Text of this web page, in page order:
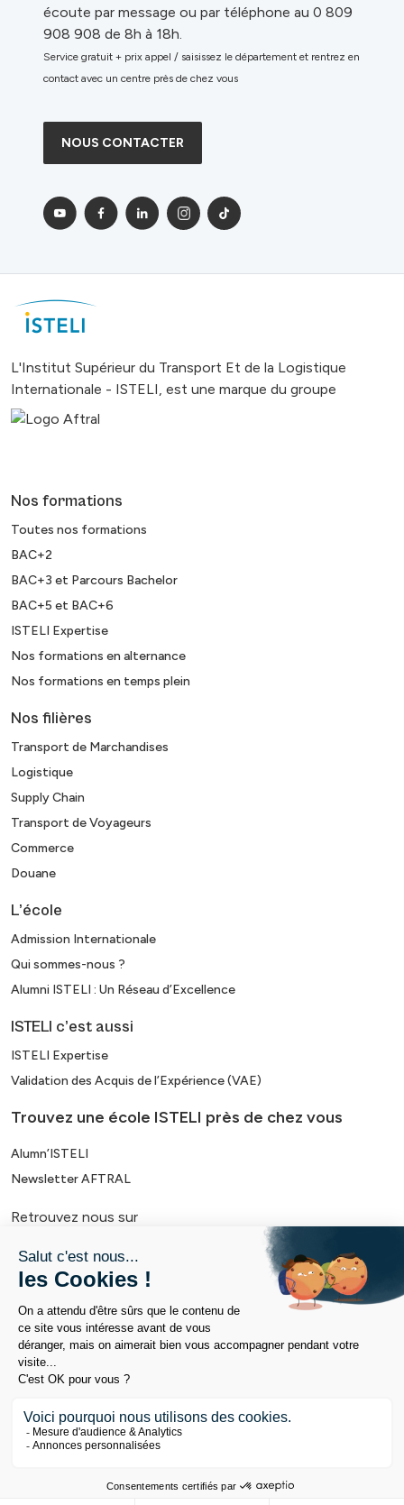
écoute par message ou par téléphone au 0 809
908 908 de 8h à 18h.
Service gratuit + prix appel / saisissez le département et rentrez en
contact avec un centre près de chez vous
NOUS CONTACTER
L'Institut Supérieur du Transport Et de la Logistique
Internationale - ISTELI, est une marque du groupe
Nos formations
Toutes nos formations
BAC+2
BAC+3 et Parcours Bachelor
BAC+5 et BAC+6
ISTELI Expertise
Nos formations en alternance
Nos formations en temps plein
Nos filières
Transport de Marchandises
Logistique
Supply Chain
Transport de Voyageurs
Commerce
Douane
L’école
Admission Internationale
Qui sommes-nous ?
Alumni ISTELI : Un Réseau d’Excellence
ISTELI c’est aussi
ISTELI Expertise
Validation des Acquis de l’Expérience (VAE)
Trouvez une école ISTELI près de chez vous
Alumn’ISTELI
Newsletter AFTRAL
Retrouvez nous sur
Politique handicap
Mentions légales